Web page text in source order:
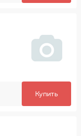
Купить